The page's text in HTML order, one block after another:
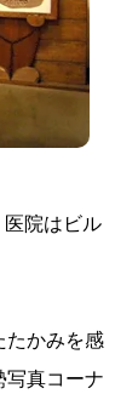
院はビル
たかみを感
写真コーナ